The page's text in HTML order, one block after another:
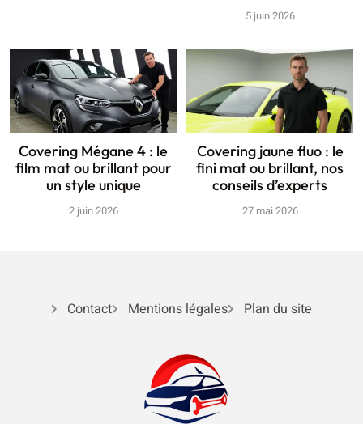
5 juin 2026
Covering Mégane 4 : le
film mat ou brillant pour
un style unique
2 juin 2026
Covering jaune fluo : le
fini mat ou brillant, nos
conseils d’experts
27 mai 2026
Contact Mentions légales Plan du site